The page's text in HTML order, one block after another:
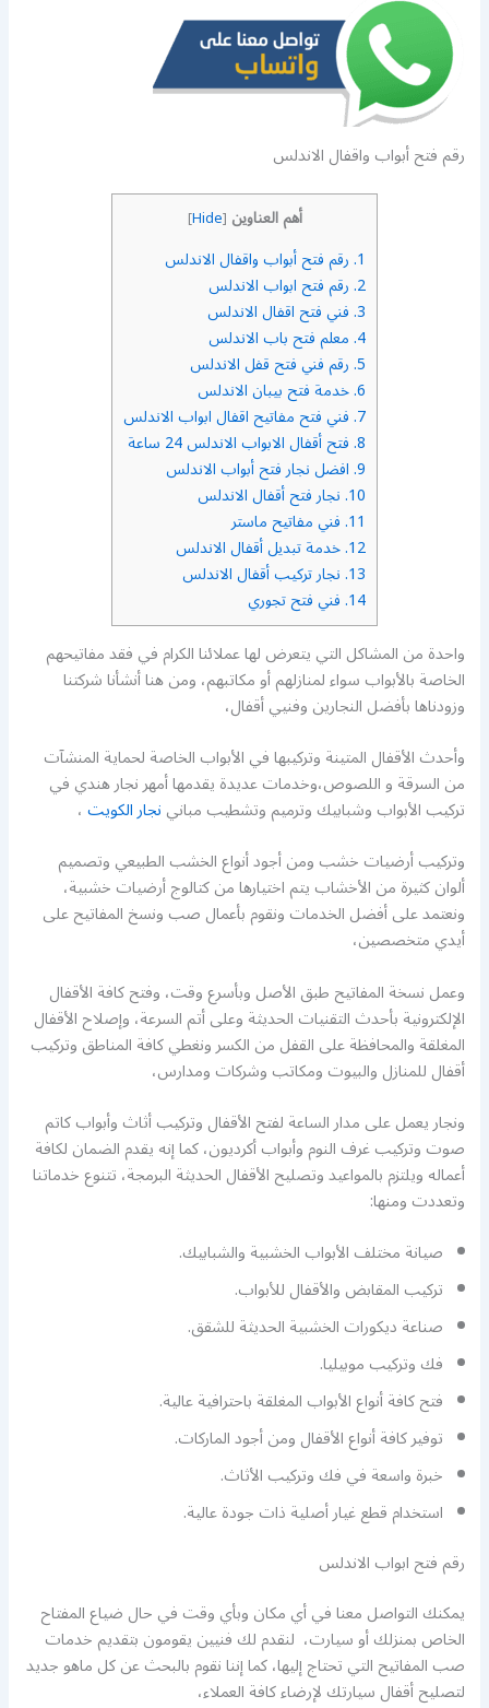
رقم فتح أبواب واقفال الاندلس
أهم العناوين [
Hide
]
1. رقم فتح أبواب واقفال الاندلس
2. رقم فتح ابواب الاندلس
3. فني فتح اقفال الاندلس
4. معلم فتح باب الاندلس
5. رقم فني فتح قفل الاندلس
6. خدمة فتح بيبان الاندلس
7. فني فتح مفاتيح اقفال ابواب الاندلس
8. فتح أقفال الابواب الاندلس 24 ساعة
9. افضل نجار فتح أبواب الاندلس
10. نجار فتح أقفال الاندلس
11. فني مفاتيح ماستر
12. خدمة تبديل أقفال الاندلس
13. نجار تركيب أقفال الاندلس
14. فني فتح تجوري
واحدة من المشاكل التي يتعرض لها عملائنا الكرام في فقد مفاتيحهم
الخاصة بالأبواب سواء لمنازلهم أو مكاتبهم، ومن هنا أنشأنا شركتنا
وزودناها بأفضل النجارين وفنيي أقفال،
وأحدث الأقفال المتينة وتركيبها في الأبواب الخاصة لحماية المنشآت
من السرقة و اللصوص،وخدمات عديدة يقدمها أمهر نجار هندي في
تركيب الأبواب وشبابيك وترميم وتشطيب مبانينجار الكويت،
وتركيب أرضيات خشب ومن أجود أنواع الخشب الطبيعي وتصميم
ألوان كثيرة من الأخشاب يتم اختيارها من كتالوج أرضيات خشبية،
ونعتمد على أفضل الخدمات ونقوم بأعمال صب ونسخ المفاتيح على
أيدي متخصصين،
وعمل نسخة المفاتيح طبق الأصل وبأسرع وقت، وفتح كافة الأقفال
الإلكترونية بأحدث التقنيات الحديثة وعلى أتم السرعة، وإصلاح الأقفال
المغلقة والمحافظة على القفل من الكسر ونغطي كافة المناطق وتركيب
أقفال للمنازل والبيوت ومكاتب وشركات ومدارس،
ونجار يعمل على مدار الساعة لفتح الأقفال وتركيب أثاث وأبواب كاتم
صوت وتركيب غرف النوم وأبواب أكرديون، كما إنه يقدم الضمان لكافة
أعماله ويلتزم بالمواعيد وتصليح الأقفال الحديثة البرمجة، تتنوع خدماتنا
وتعددت ومنها:
صيانة مختلف الأبواب الخشبية والشبابيك.
تركيب المقابض والأقفال للأبواب.
صناعة ديكورات الخشبية الحديثة للشقق.
فك وتركيب موبيليا.
فتح كافة أنواع الأبواب المغلقة باحترافية عالية.
توفير كافة أنواع الأقفال ومن أجود الماركات.
خبرة واسعة في فك وتركيب الأثاث.
استخدام قطع غيار أصلية ذات جودة عالية.
رقم فتح ابواب الاندلس
يمكنك التواصل معنا في أي مكان وبأي وقت في حال ضياع المفتاح
الخاص بمنزلك أو سيارت، لنقدم لك فنيين يقومون بتقديم خدمات
صب المفاتيح التي تحتاج إليها، كما إننا نقوم بالبحث عن كل ماهو جديد
لتصليح أقفال سيارتك لإرضاء كافة العملاء،